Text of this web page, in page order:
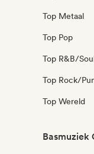
Top Metaal
Top Pop
Top R&B/
Top Rock/
Top Wereld
Basmuziek